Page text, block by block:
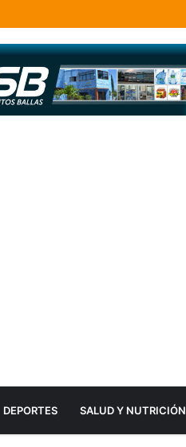
DEPORTES SALUD Y NUTRICIÓN